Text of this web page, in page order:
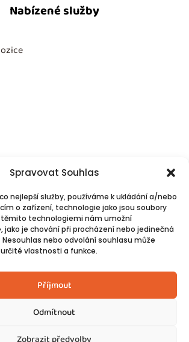
Spravovat Souhlas
nejlepší služby, používáme k ukládání a/nebo
o zařízení, technologie jako jsou soubory
těmito technologiemi nám umožní
jako je chování při procházení nebo jedinečná
nebo odvolání souhlasu může
vlastnosti a funkce.
Příjmout
Odmítnout
Nabízené služby
Spojte se s námi!